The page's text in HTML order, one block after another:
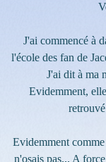
J'ai commencé à
l'école des fan de
J'ai dit à ma
Evidemment,
Evidemment
n'osais pas... A